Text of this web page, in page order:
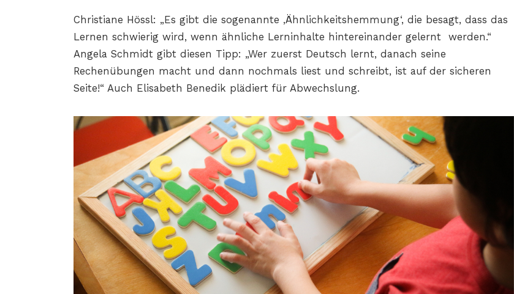
Christiane Hössl: „Es gibt die sogenannte ‚Ähnlichkeitshemmung‘, die besagt, dass das
Lernen schwierig wird, wenn ähnliche Lerninhalte hintereinander gelernt werden.“
Angela Schmidt gibt diesen Tipp: „Wer zuerst Deutsch lernt, danach seine
Rechenübungen macht und dann nochmals liest und schreibt, ist auf der sicheren
Seite!“ Auch Elisabeth Benedik plädiert für Abwechslung.